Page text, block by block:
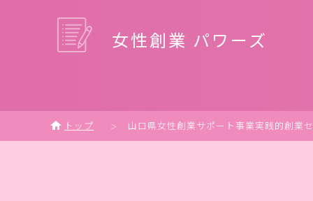
女性創業 パワーズ
トップ ＞ 山口県女性創業サポート事業実践的創業